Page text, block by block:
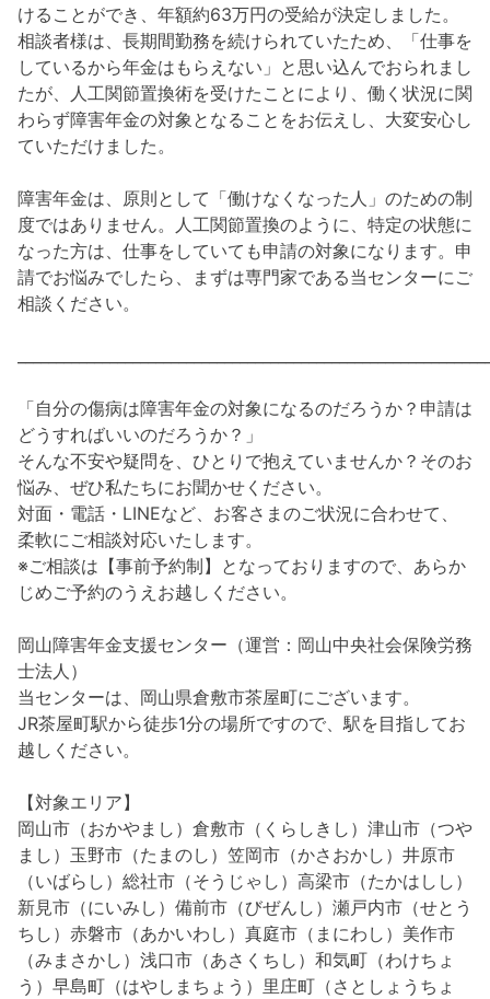
けることができ、年額約63万円の受給が決定しました。
相談者様は、長期間勤務を続けられていたため、「仕事を
しているから年金はもらえない」と思い込んでおられまし
たが、人工関節置換術を受けたことにより、働く状況に関
わらず障害年金の対象となることをお伝えし、大変安心し
ていただけました。
障害年金は、原則として「働けなくなった人」のための制
度ではありません。人工関節置換のように、特定の状態に
なった方は、仕事をしていても申請の対象になります。申
請でお悩みでしたら、まずは専門家である当センターにご
相談ください。
「自分の傷病は障害年金の対象になるのだろうか？申請は
どうすればいいのだろうか？」
そんな不安や疑問を、ひとりで抱えていませんか？そのお
悩み、ぜひ私たちにお聞かせください。
対面・電話・LINEなど、お客さまのご状況に合わせて、
柔軟にご相談対応いたします。
※ご相談は【事前予約制】となっておりますので、あらか
じめご予約のうえお越しください。
岡山障害年金支援センター（運営：岡山中央社会保険労務
士法人）
当センターは、岡山県倉敷市茶屋町にございます。
JR茶屋町駅から徒歩1分の場所ですので、駅を目指してお
越しください。
【対象エリア】
岡山市（おかやまし）倉敷市（くらしきし）津山市（つや
まし）玉野市（たまのし）笠岡市（かさおかし）井原市
（いばらし）総社市（そうじゃし）高梁市（たかはしし）
新見市（にいみし）備前市（びぜんし）瀬戸内市（せとう
ちし）赤磐市（あかいわし）真庭市（まにわし）美作市
（みまさかし）浅口市（あさくちし）和気町（わけちょ
う）早島町（はやしまちょう）里庄町（さとしょうちょ